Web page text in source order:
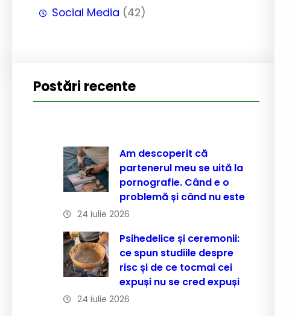
Social Media (42)
Postări recente
Am descoperit că
partenerul meu se uită la
pornografie. Când e o
problemă și când nu este
24 iulie 2026
Psihedelice și ceremonii:
ce spun studiile despre
risc și de ce tocmai cei
expuși nu se cred expuși
24 iulie 2026